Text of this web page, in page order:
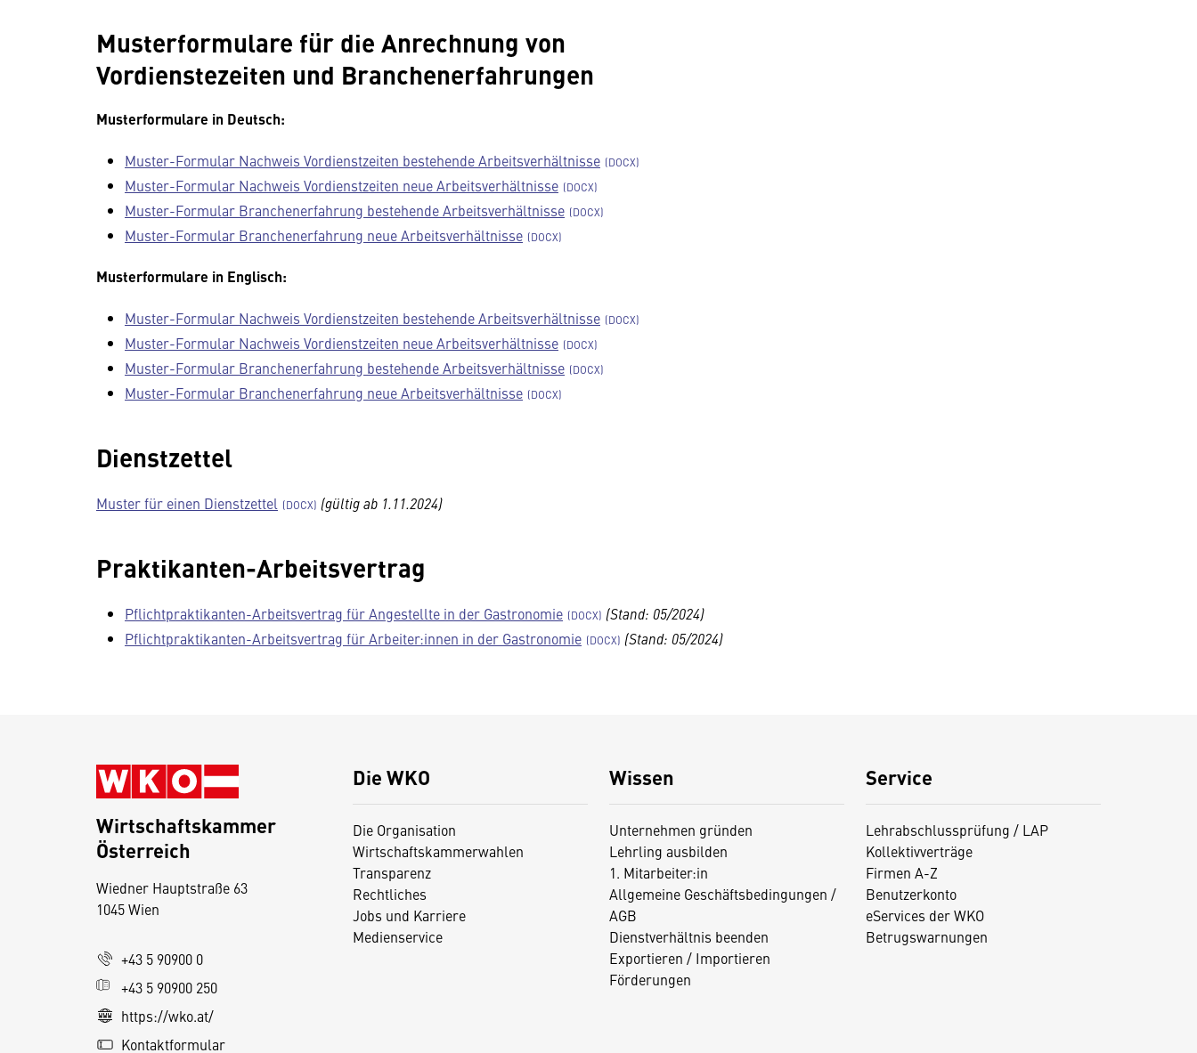
Musterformulare für die Anrechnung von
Vordienstezeiten und Branchenerfahrungen
Musterformulare in Deutsch:
Muster-Formular Nachweis Vordienstzeiten bestehende Arbeitsverhältnisse
Muster-Formular Nachweis Vordienstzeiten neue Arbeitsverhältnisse
Muster-Formular Branchenerfahrung bestehende Arbeitsverhältnisse
Muster-Formular Branchenerfahrung neue Arbeitsverhältnisse
Musterformulare in Englisch:
Muster-Formular Nachweis Vordienstzeiten bestehende Arbeitsverhältnisse
Muster-Formular Nachweis Vordienstzeiten neue Arbeitsverhältnisse
Muster-Formular Branchenerfahrung bestehende Arbeitsverhältnisse
Muster-Formular Branchenerfahrung neue Arbeitsverhältnisse
Dienstzettel
Muster für einen Dienstzettel (gültig ab 1.11.2024)
Praktikanten-Arbeitsvertrag
Pflichtpraktikanten-Arbeitsvertrag für Angestellte in der Gastronomie
(Stand: 05/2024)
Pflichtpraktikanten-Arbeitsvertrag für Arbeiter:innen in der Gastronomie
(Stand: 05/2024)
Die WKO
Die Organisation
Wirtschaftskammerwahlen
Transparenz
Rechtliches
Jobs und Karriere
Medienservice
Wissen
Unternehmen gründen
Lehrling ausbilden
1. Mitarbeiter:in
Allgemeine Geschäftsbedingungen /
AGB
Dienstverhältnis beenden
Exportieren / Importieren
Förderungen
Service
Lehrabschlussprüfung / LAP
Kollektivverträge
Firmen A-Z
Benutzerkonto
eServices der WKO
Betrugswarnungen
Wirtschaftskammer
Österreich
Wiedner Hauptstraße 63
1045 Wien
+43 5 90900 0
+43 5 90900 250
https://wko.at/
Kontaktformular